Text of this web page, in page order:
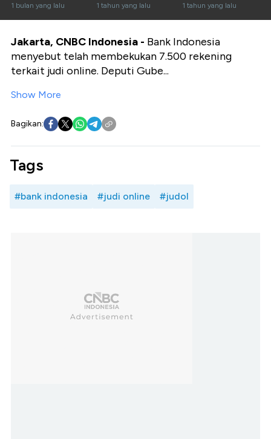
Judol
1 bulan yang lalu
Digelar
1 tahun yang lalu
Terkait Judi Online
1 tahun yang lalu
Jakarta, CNBC Indonesia - Bank Indonesia
menyebut telah membekukan 7.500 rekening
terkait judi online. Deputi Gube...
Show More
Bagikan:
Tags
#bank indonesia #judi online #judol